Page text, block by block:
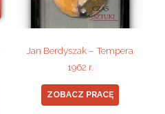
Jan Berdyszak – Tempera
1962 r.
ZOBACZ PRACĘ